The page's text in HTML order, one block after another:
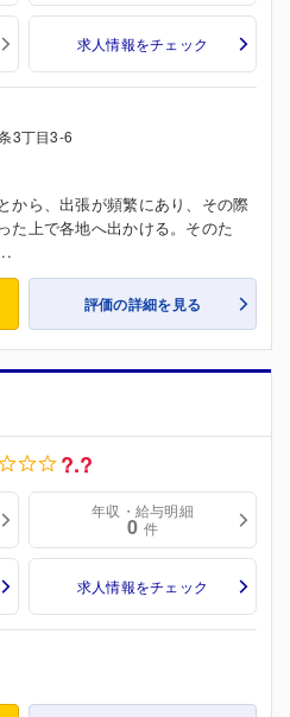
求人情報をチェック
3丁目3-6
から、出張が頻繁にあり、その際
た上で各地へ出かける。そのた
評価の詳細を見る
?.?
年収・給与明細
0 件
求人情報をチェック